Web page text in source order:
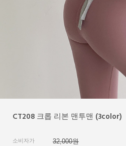
CT208 크롭 리본 맨투맨 (3color)
소비자가
32,000원